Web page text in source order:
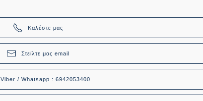
Καλέστε μας
Στείλτε μας email
Viber / Whatsapp : 6942053400